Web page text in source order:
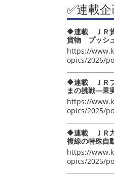
✅連載
🔶連載 ＪＲ
貨物 プッシ
https://
opics/2026/
🔶連載 ＪＲ
まの挑戦―果
https://
opics/2025/
🔶連載 ＪＲ
複線の特殊自
https://
opics/2025/